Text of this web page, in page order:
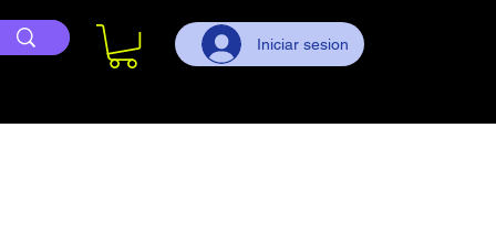
Iniciar sesion